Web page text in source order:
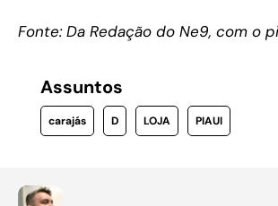
Fonte: Da Redação do Ne9, com o
Assuntos
carajás D LOJA PIAUI